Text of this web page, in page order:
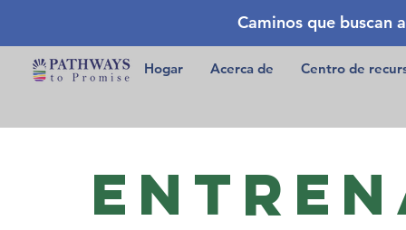
Caminos que buscan
Hogar Acerca de Centro de